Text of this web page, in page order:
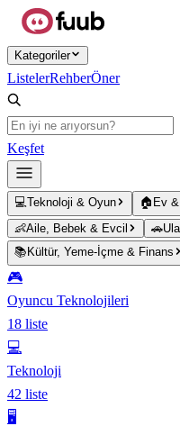
Ana içeriğe atla
Kategoriler
ListelerRehberÖner
Keşfet
💻Teknoloji & Oyun 🏠 Ev
👶Aile, Bebek & Evcil 🚗
📚 Kültür, Yeme-İçme & Finans
🎮
Oyuncu Teknolojileri
18 liste
💻
Teknoloji
42 liste
🖥️